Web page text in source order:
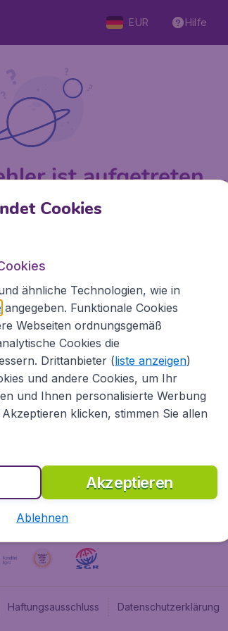
EUR Hilfe
ist aufgetreten ...
Internationale Webseiten
CheapTickets.nl
CheapTickets.be
BudgetAir.fr
BudgetAir.es
BudgetAir.it
Haftungsausschluss Datenschutzerklärung
Cookies
ähnliche Technologien, wie in
angegeben. Funktionale Cookies
Webseiten ordnungsgemäß
Cookies die
Drittanbieter (liste anzeigen)
und andere Cookies, um Ihr
und Ihnen personalisierte Werbung
klicken, stimmen Sie allen
Akzeptieren
Ablehnen